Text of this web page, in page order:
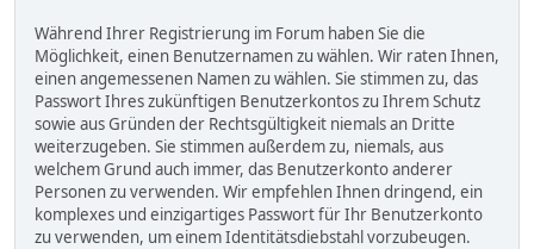
Während Ihrer Registrierung im Forum haben Sie die
Möglichkeit, einen Benutzernamen zu wählen. Wir raten Ihnen,
einen angemessenen Namen zu wählen. Sie stimmen zu, das
Passwort Ihres zukünftigen Benutzerkontos zu Ihrem Schutz
sowie aus Gründen der Rechtsgültigkeit niemals an Dritte
weiterzugeben. Sie stimmen außerdem zu, niemals, aus
welchem Grund auch immer, das Benutzerkonto anderer
Personen zu verwenden. Wir empfehlen Ihnen dringend, ein
komplexes und einzigartiges Passwort für Ihr Benutzerkonto
zu verwenden, um einem Identitätsdiebstahl vorzubeugen.